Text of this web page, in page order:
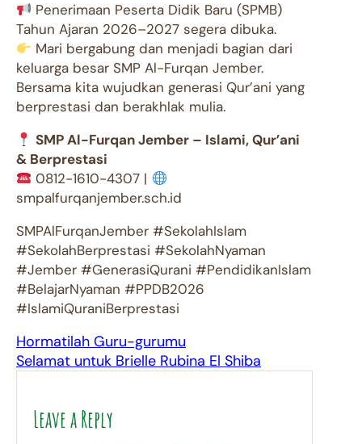
Penerimaan Peserta Didik Baru (SPMB)
Tahun Ajaran 2026–2027 segera dibuka.
Mari bergabung dan menjadi bagian dari
keluarga besar SMP Al-Furqan Jember.
Bersama kita wujudkan generasi Qur’ani yang
berprestasi dan berakhlak mulia.
SMP Al-Furqan Jember – Islami, Qur’ani
& Berprestasi
0812-1610-4307 |
smpalfurqanjember.sch.id
SMPAlFurqanJember #SekolahIslam
#SekolahBerprestasi #SekolahNyaman
#Jember #GenerasiQurani #PendidikanIslam
#BelajarNyaman #PPDB2026
#IslamiQuraniBerprestasi
Hormatilah Guru-gurumu
Selamat untuk Brielle Rubina El Shiba
Leave a Reply